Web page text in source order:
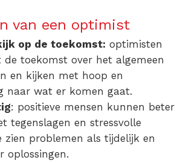
van een optimist
op de toekomst: optimisten
de toekomst over het algemeen
en kijken met hoop en
naar wat er komen gaat.
: positieve mensen kunnen beter
tegenslagen en stressvolle
zien problemen als tijdelijk en
oplossingen.